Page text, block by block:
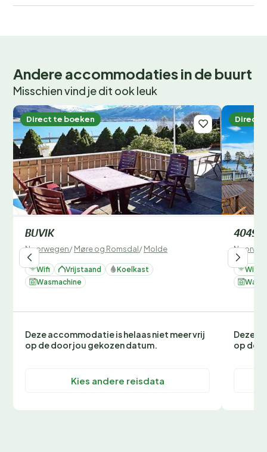
Andere accommodaties in de buurt
Misschien vind je dit ook leuk
Direct te boeken
BUVIK
Noorwegen/Møre og Romsdal/Molde
Wifi Vrijstaand
Koelkast
Wasmachine
Deze accommodatie is helaas niet meer vrij
op de door jou gekozen datum.
Kies andere reisdata
Direct
Wifi
Deze
op de